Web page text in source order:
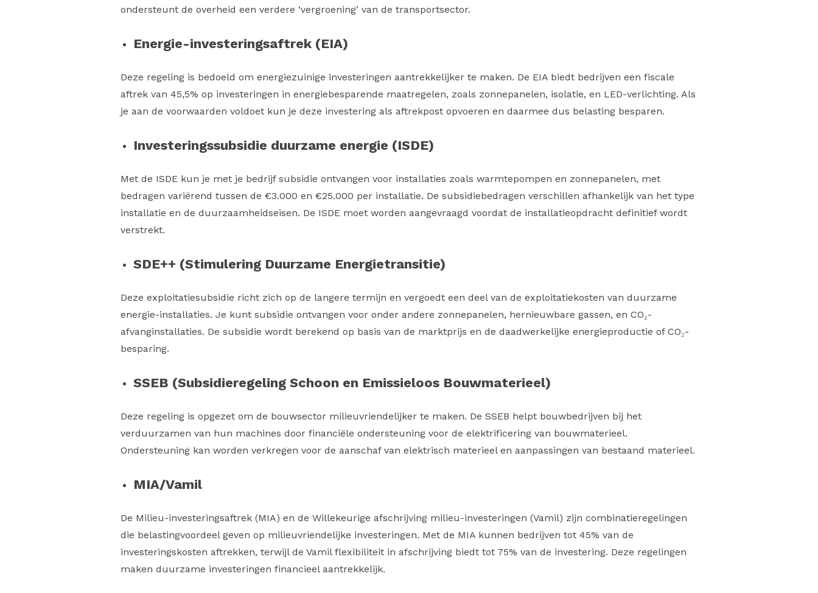
ondersteunt de overheid een verdere ‘vergroening’ van de transportsector.
Energie-investeringsaftrek (EIA)
Deze regeling is bedoeld om energiezuinige investeringen aantrekkelijker te maken. De EIA biedt bedrijven een fiscale
aftrek van 45,5% op investeringen in energiebesparende maatregelen, zoals zonnepanelen, isolatie, en LED-verlichting. Als
je aan de voorwaarden voldoet kun je deze investering als aftrekpost opvoeren en daarmee dus belasting besparen.
Investeringssubsidie duurzame energie (ISDE)
Met de ISDE kun je met je bedrijf subsidie ontvangen voor installaties zoals warmtepompen en zonnepanelen, met
bedragen variërend tussen de €3.000 en €25.000 per installatie. De subsidiebedragen verschillen afhankelijk van het type
installatie en de duurzaamheidseisen. De ISDE moet worden aangevraagd voordat de installatieopdracht definitief wordt
verstrekt.
SDE++ (Stimulering Duurzame Energietransitie)
Deze exploitatiesubsidie richt zich op de langere termijn en vergoedt een deel van de exploitatiekosten van duurzame
energie-installaties. Je kunt subsidie ontvangen voor onder andere zonnepanelen, hernieuwbare gassen, en CO₂-
afvanginstallaties. De subsidie wordt berekend op basis van de marktprijs en de daadwerkelijke energieproductie of CO₂-
besparing.
SSEB (Subsidieregeling Schoon en Emissieloos Bouwmaterieel)
Deze regeling is opgezet om de bouwsector milieuvriendelijker te maken. De SSEB helpt bouwbedrijven bij het
verduurzamen van hun machines door financiële ondersteuning voor de elektrificering van bouwmaterieel.
Ondersteuning kan worden verkregen voor de aanschaf van elektrisch materieel en aanpassingen van bestaand materieel​.
MIA/Vamil
De Milieu-investeringsaftrek (MIA) en de Willekeurige afschrijving milieu-investeringen (Vamil) zijn combinatieregelingen
die belastingvoordeel geven op milieuvriendelijke investeringen. Met de MIA kunnen bedrijven tot 45% van de
investeringskosten aftrekken, terwijl de Vamil flexibiliteit in afschrijving biedt tot 75% van de investering. Deze regelingen
maken duurzame investeringen financieel aantrekkelijk.